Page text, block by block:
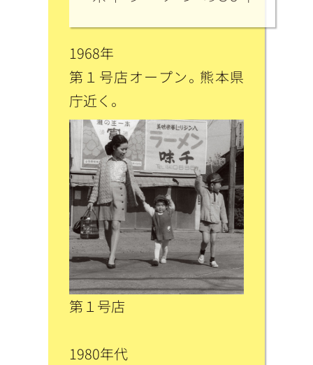
1968年
第１号店オープン。熊本県
庁近く。
第１号店
1980年代